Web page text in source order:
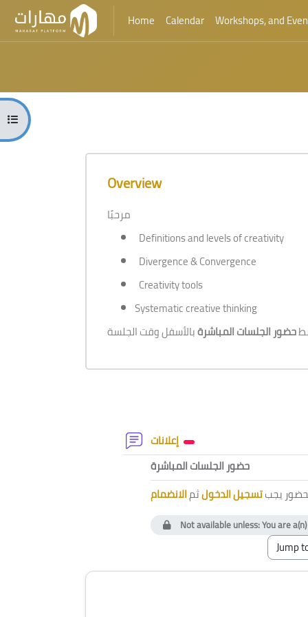
Home Calendar Workshops, and
Open course index
Blocks
Skip [Cocoon] Course Overview
Overview
مرحبًا
Definitions and levels of creativity
Divergence & Convergence
Creativity tools
Systematic creative thinking
حضور الجلسات المباشرة
إعلانات Forum
حضور الجلسات المباشرةExternal tool
يجبتسجيل الدخولثمالانضمام
Not available unless: You are a(n)
Blocks
Skip [Cocoon] Course Instructor